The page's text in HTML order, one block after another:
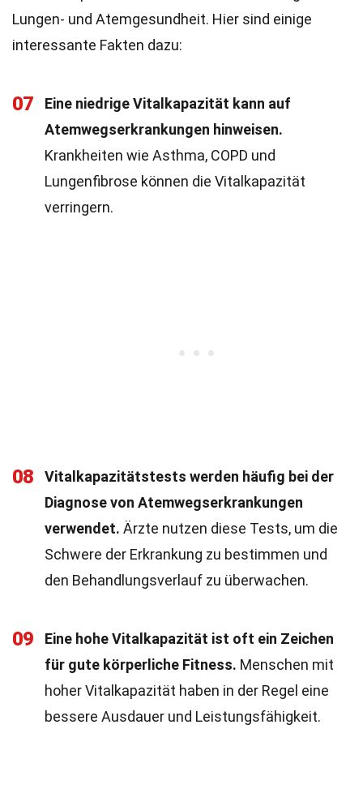
Lungen- und Atemgesundheit. Hier sind einige
interessante Fakten dazu:
07
Eine niedrige Vitalkapazität kann auf
Atemwegserkrankungen hinweisen.
Krankheiten wie Asthma, COPD und
Lungenfibrose können die Vitalkapazität
verringern.
08
Vitalkapazitätstests werden häufig bei der
Diagnose von Atemwegserkrankungen
verwendet. Ärzte nutzen diese Tests, um die
Schwere der Erkrankung zu bestimmen und
den Behandlungsverlauf zu überwachen.
09
Eine hohe Vitalkapazität ist oft ein Zeichen
für gute körperliche Fitness. Menschen mit
hoher Vitalkapazität haben in der Regel eine
bessere Ausdauer und Leistungsfähigkeit.